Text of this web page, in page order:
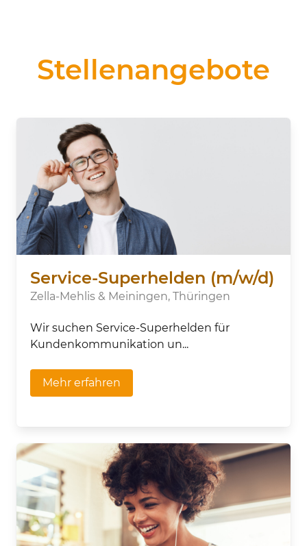
Stellenangebote
Service-Superhelden (m/w/d)
Zella-Mehlis & Meiningen, Thüringen
Wir suchen Service-Superhelden für
Kundenkommunikation un...
Mehr erfahren